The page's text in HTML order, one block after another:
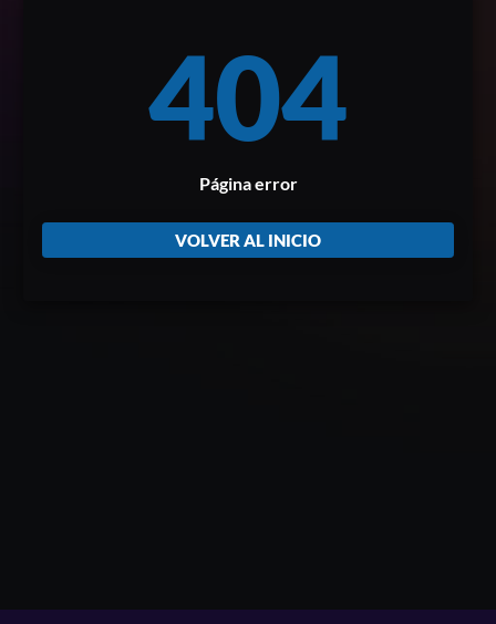
404
Página error
VOLVER AL INICIO